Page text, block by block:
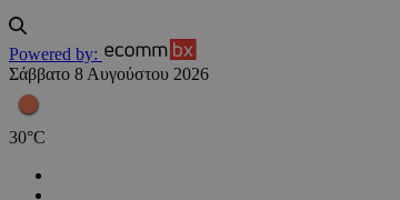
Powered by:
Σάββατο 8 Αυγούστου 2026
30°C